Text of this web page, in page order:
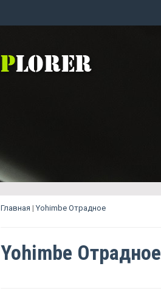
Главная | Yohimbe Отрадное
Yohimbe Отрадное